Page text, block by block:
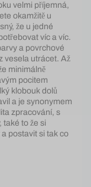
velmi příjemná,
okamžitě u
že u jedné
víc a víc.
a povrchové
vesela utrácet. Až
minimálně
pocitem
klobouk dolů
a je synonymem
zpracování, s
také to že si
postavit si tak co